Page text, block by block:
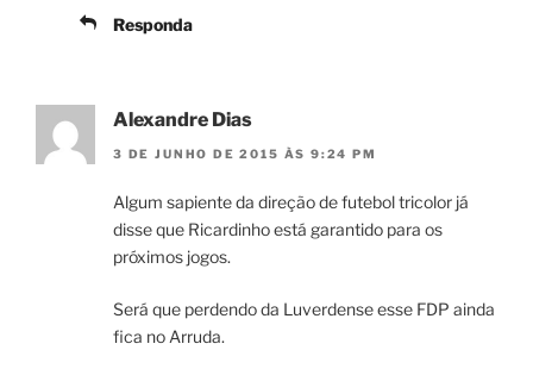
Responda
Alexandre Dias
3 DE JUNHO DE 2015 ÀS 9:24 PM
Algum sapiente da direção de futebol tricolor já
disse que Ricardinho está garantido para os
próximos jogos.
Será que perdendo da Luverdense esse FDP ainda
fica no Arruda.